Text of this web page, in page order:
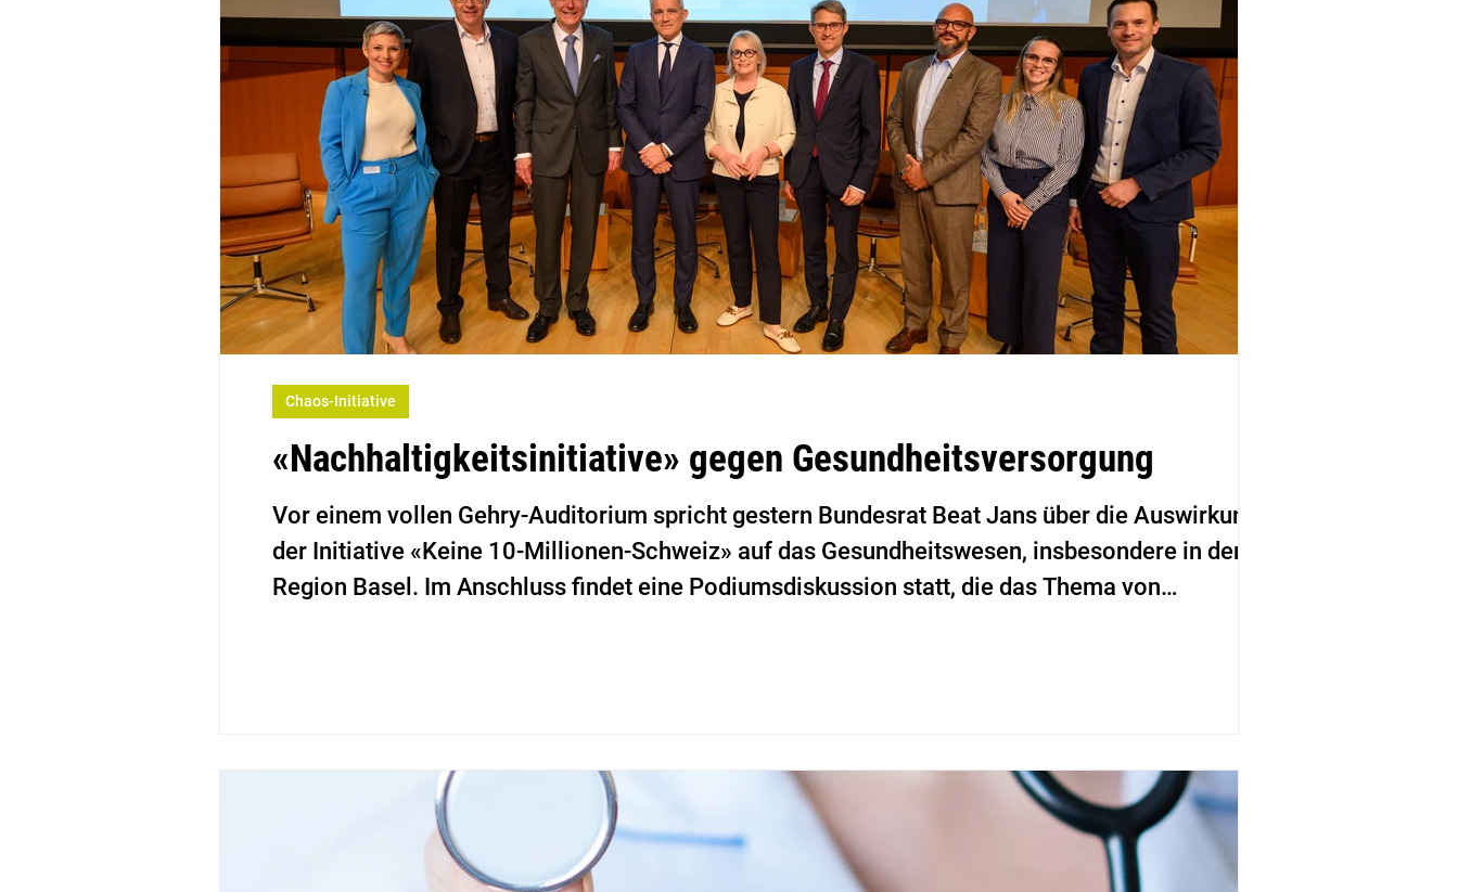
«Nachhaltigkeitsinitiative» gegen Gesundheitsversorgung
Vor einem vollen Gehry-Auditorium spricht gestern Bundesrat Beat Jans über die Auswirkungen
der Initiative «Keine 10-Millionen-Schweiz» auf das Gesundheitswesen, insbesondere in der
Region Basel. Im Anschluss findet eine Podiumsdiskussion statt, die das Thema von
Chaos-Initiative